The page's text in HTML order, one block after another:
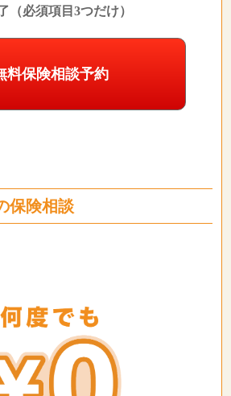
（必須項目3つだけ）
料保険相談予約
保険相談